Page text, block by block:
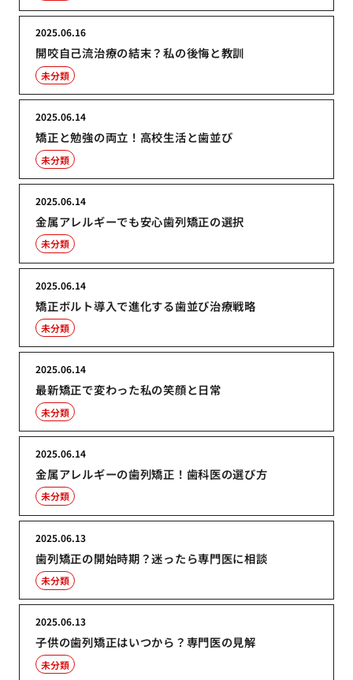
開咬自己流治療の結末？私の後悔と教訓
2025.06.16
未分類
矯正と勉強の両立！高校生活と歯並び
2025.06.14
未分類
金属アレルギーでも安心歯列矯正の選択
2025.06.14
未分類
矯正ボルト導入で進化する歯並び治療戦略
2025.06.14
未分類
最新矯正で変わった私の笑顔と日常
2025.06.14
未分類
金属アレルギーの歯列矯正！歯科医の選び方
2025.06.14
未分類
歯列矯正の開始時期？迷ったら専門医に相談
2025.06.13
未分類
子供の歯列矯正はいつから？専門医の見解
2025.06.13
未分類